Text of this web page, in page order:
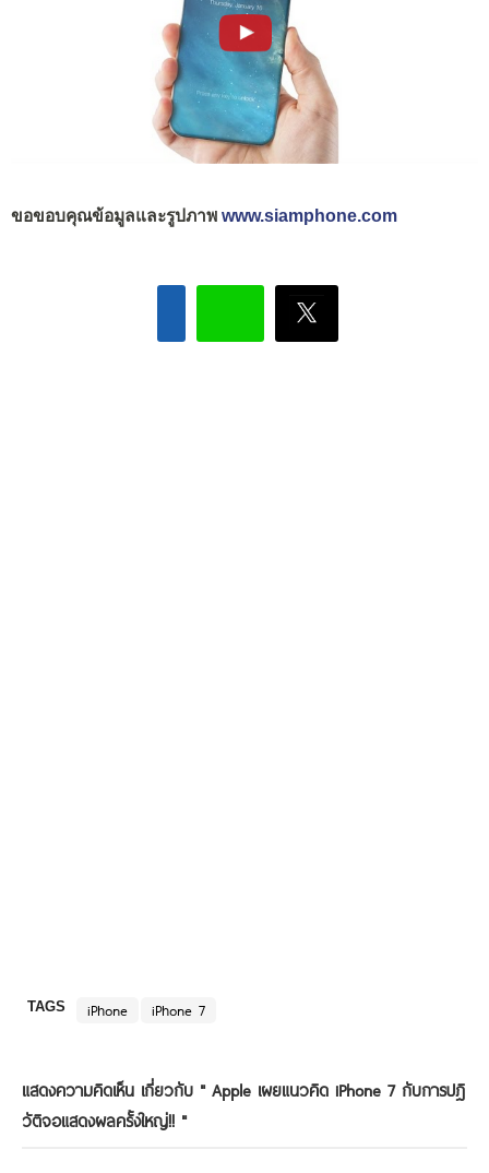
ขอขอบคุณข้อมูลและรูปภาพ www.siamphone.com
TAGS iPhone iPhone 7
แสดงความคิดเห็น เกี่ยวกับ " Apple เผยแนวคิด iPhone 7 กับการปฎิ
วัติจอแสดงผลครั้งใหญ่!! "